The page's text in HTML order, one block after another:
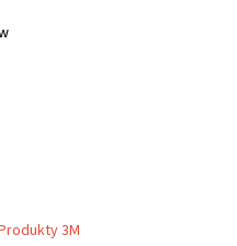
3M